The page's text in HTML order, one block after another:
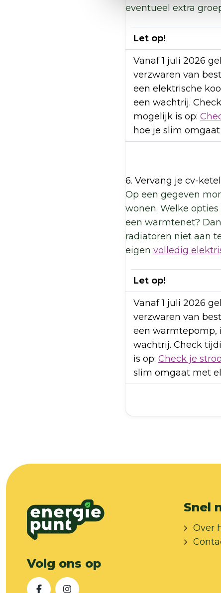
eventueel extra
Let op!
Vanaf 1 juli 2026
verzwaren van
een elektrische
een wachtrij.
mogelijk is op:
hoe je slim
6. Vervang je cv-ketel
Op een gegeven
wonen. Welke
een warmtenet?
radiatoren niet aan
eigen volledig
Let op!
Vanaf 1 juli 2026
verzwaren van
een warmtepomp,
wachtrij. Check
is op: Check je
slim omgaat met
Volg ons op
Snel
Over